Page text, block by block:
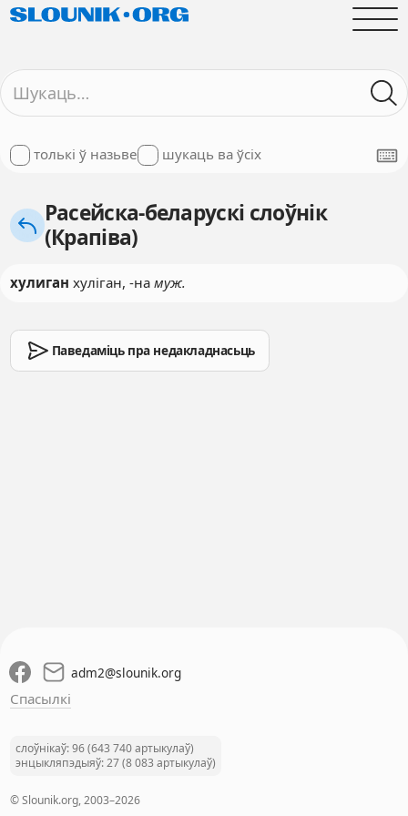
толькі ў назьве шукаць ва ўсіх
Расейска-беларускі слоўнік
(Крапіва)
хулиган хуліган, -на муж.
Паведаміць пра недакладнасьць
adm2@slounik.org
Спасылкі
слоўнікаў: 96 (643 740 артыкулаў)
энцыкляпэдыяў: 27 (8 083 артыкулаў)
© Slounik.org, 2003–2026